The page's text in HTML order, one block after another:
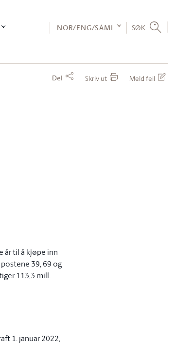
NOR/ENG/SÁMI SØK
Del Skriv ut Meld feil
år til å kjøpe inn
39, 69 og
113,3 mill.
1. januar 2022,